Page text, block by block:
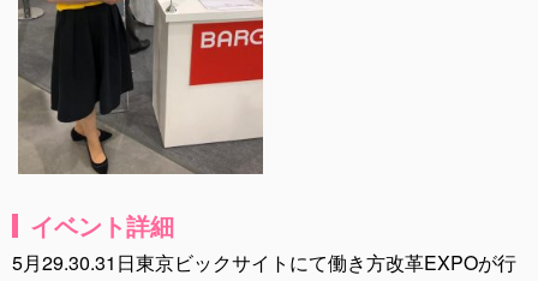
イベント詳細
5月29.30.31日東京ビックサイトにて働き方改革EXPOが行